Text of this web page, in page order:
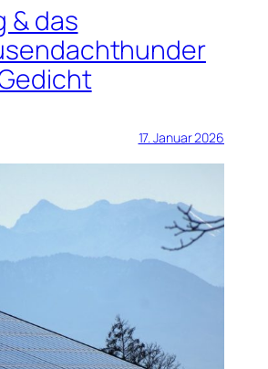
& das
17. Januar 2026